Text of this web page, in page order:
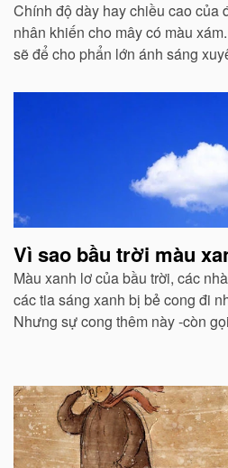
Chính độ dày hay chiều cao của
nhân khiến cho mây có màu
sẽ để cho phẩn lớn ánh sáng
Vì sao bầu trời màu
Màu xanh lơ của bầu trời, các
các tia sáng xanh bị bẻ cong đi
Nhưng sự cong thêm này -còn